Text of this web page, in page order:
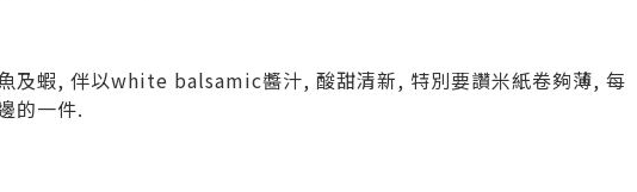
及蝦, 伴以white balsamic醬汁, 酸甜清新, 特別要讚米紙卷夠薄, 每
的一件.